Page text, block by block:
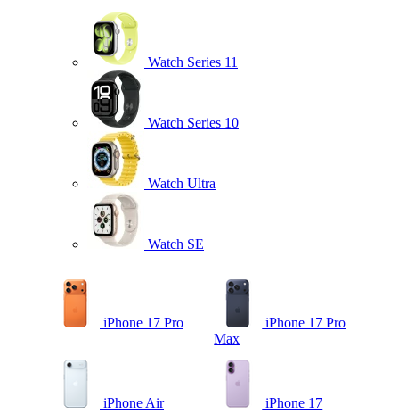
Watch Series 11
Watch Series 10
Watch Ultra
Watch SE
iPhone 17 Pro
iPhone 17 Pro
Max
iPhone Air iPhone 17